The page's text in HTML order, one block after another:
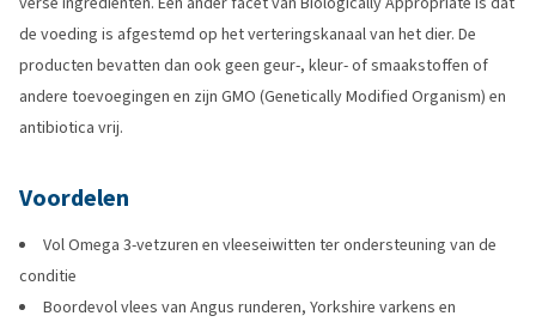
de voeding is afgestemd op het verteringskanaal van het dier. De
producten bevatten dan ook geen geur-, kleur- of smaakstoffen of
andere toevoegingen en zijn GMO (Genetically Modified Organism) en
antibiotica vrij.
Voordelen
Vol Omega 3-vetzuren en vleeseiwitten ter ondersteuning van de
conditie
Boordevol vlees van Angus runderen, Yorkshire varkens en